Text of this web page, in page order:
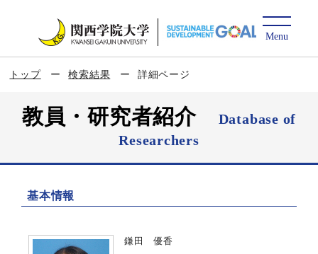
トップ 検索結果 詳細ページ
教員・研究者紹介
Database of
Researchers
基本情報
鎌田 優香